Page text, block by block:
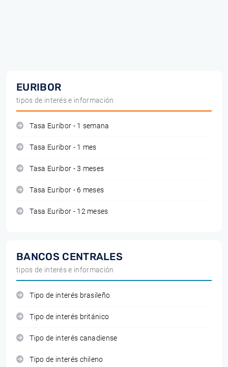
EURIBOR
tipos de interés e información
Tasa Euribor - 1 semana
Tasa Euribor - 1 mes
Tasa Euribor - 3 meses
Tasa Euribor - 6 meses
Tasa Euribor - 12 meses
BANCOS CENTRALES
tipos de interés e información
Tipo de interés brasileño
Tipo de interés británico
Tipo de interés canadiense
Tipo de interés chileno